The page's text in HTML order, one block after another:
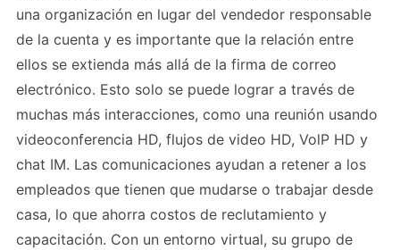
una organización en lugar del vendedor responsable
de la cuenta y es importante que la relación entre
ellos se extienda más allá de la firma de correo
electrónico. Esto solo se puede lograr a través de
muchas más interacciones, como una reunión usando
videoconferencia HD, flujos de video HD, VolP HD y
chat IM. Las comunicaciones ayudan a retener a los
empleados que tienen que mudarse o trabajar desde
casa, lo que ahorra costos de reclutamiento y
capacitación. Con un entorno virtual, su grupo de